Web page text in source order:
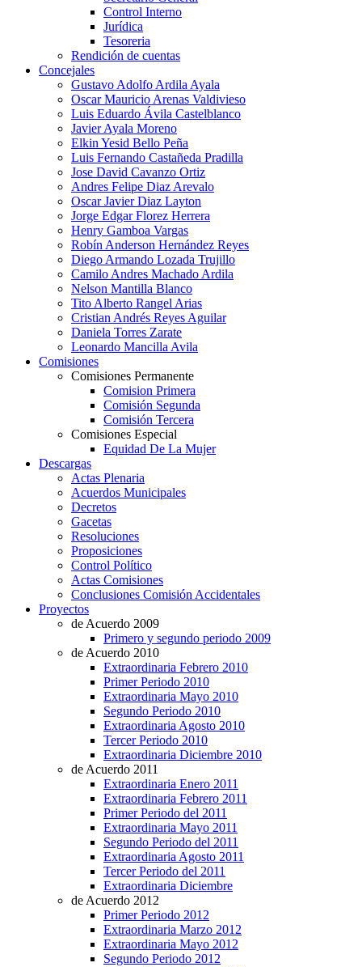
Control Interno
Jurídica
Tesoreria
Rendición de cuentas
Concejales
Gustavo Adolfo Ardila Ayala
Oscar Mauricio Arenas Valdivieso
Luis Eduardo Ávila Castelblanco
Javier Ayala Moreno
Elkin Yesid Bello Peña
Luis Fernando Castañeda Pradilla
Jose David Cavanzo Ortiz
Andres Felipe Diaz Arevalo
Oscar Javier Diaz Layton
Jorge Edgar Florez Herrera
Henry Gamboa Vargas
Robín Anderson Hernández Reyes
Diego Armando Lozada Trujillo
Camilo Andres Machado Ardila
Nelson Mantilla Blanco
Tito Alberto Rangel Arias
Cristian Andrés Reyes Aguilar
Daniela Torres Zarate
Leonardo Mancilla Avila
Comisiones
Comisiones Permanente
Comision Primera
Comisión Segunda
Comisión Tercera
Comisiones Especial
Equidad De La Mujer
Descargas
Actas Plenaria
Acuerdos Municipales
Decretos
Gacetas
Resoluciones
Proposiciones
Control Político
Actas Comisiones
Conclusiones Comisión Accidentales
Proyectos
de Acuerdo 2009
Primero y segundo periodo 2009
de Acuerdo 2010
Extraordinaria Febrero 2010
Primer Periodo 2010
Extraordinaria Mayo 2010
Segundo Periodo 2010
Extraordinaria Agosto 2010
Tercer Periodo 2010
Extraordinaria Diciembre 2010
de Acuerdo 2011
Extraordinaria Enero 2011
Extraordinaria Febrero 2011
Primer Periodo del 2011
Extraordinaria Mayo 2011
Segundo Periodo del 2011
Extraordinaria Agosto 2011
Tercer Periodo del 2011
Extraordinaria Diciembre
de Acuerdo 2012
Primer Periodo 2012
Extraordinaria Marzo 2012
Extraordinaria Mayo 2012
Segundo Periodo 2012